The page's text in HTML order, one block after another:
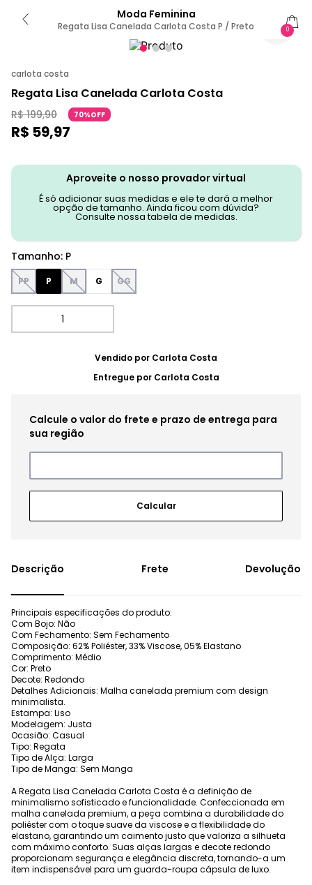
Moda Feminina
Regata Lisa Canelada Carlota Costa P / Preto 0
carlota costa
Regata Lisa Canelada Carlota Costa
R$ 199,90 70%OFF
R$ 59,97
Aproveite o nosso provador virtual
É só adicionar suas medidas e ele te dará a melhor
opção de tamanho. Ainda ficou com dúvida?
Consulte nossa tabela de medidas.
Tamanho: P
PP P M G GG
Vendido por Carlota Costa
Entregue por Carlota Costa
Frete Devolução
Principais especificações do produto:
Com Bojo: Não
Com Fechamento: Sem Fechamento
Composição: 62% Poliéster, 33% Viscose, 05% Elastano
Comprimento: Médio
Cor: Preto
Decote: Redondo
Detalhes Adicionais: Malha canelada premium com design
minimalista.
Estampa: Liso
Modelagem: Justa
Ocasião: Casual
Tipo: Regata
Tipo de Alça: Larga
Tipo de Manga: Sem Manga
A Regata Lisa Canelada Carlota Costa é a definição de
minimalismo sofisticado e funcionalidade. Confeccionada em
malha canelada premium, a peça combina a durabilidade do
poliéster com o toque suave da viscose e a flexibilidade do
elastano, garantindo um caimento justo que valoriza a silhueta
com máximo conforto. Suas alças largas e decote redondo
proporcionam segurança e elegância discreta, tornando-a um
item indispensável para um guarda-roupa cápsula de luxo.